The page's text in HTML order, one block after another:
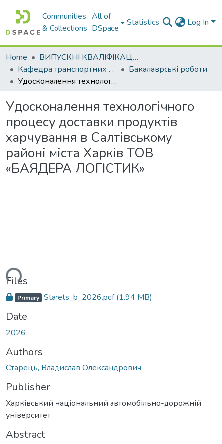
Communities
& Collections
All of
DSpace
Statistics Log In
Home
ВИПУСКНІ КВАЛІФІКАЦІЙНІ РОБОТИ
Кафедра транспортних технологій
Бакалаврські роботи
Удосконалення технологічного процесу доставки продуктів харчування в Салтівському районі міста Харків ТОВ «БАЯДЕРА ЛОГІСТИК»
Удосконалення технологічного
процесу доставки продуктів
харчування в Салтівському
районі міста Харків ТОВ
«БАЯДЕРА ЛОГІСТИК»
Files
Primary Starets_b_2026.pdf(1.94 MB)
Date
2026
Authors
Старець, Владислав Олександрович
Publisher
Харківський національний автомобільно-дорожній
університет
Abstract